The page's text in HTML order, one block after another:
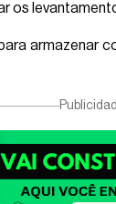
os
armazenar